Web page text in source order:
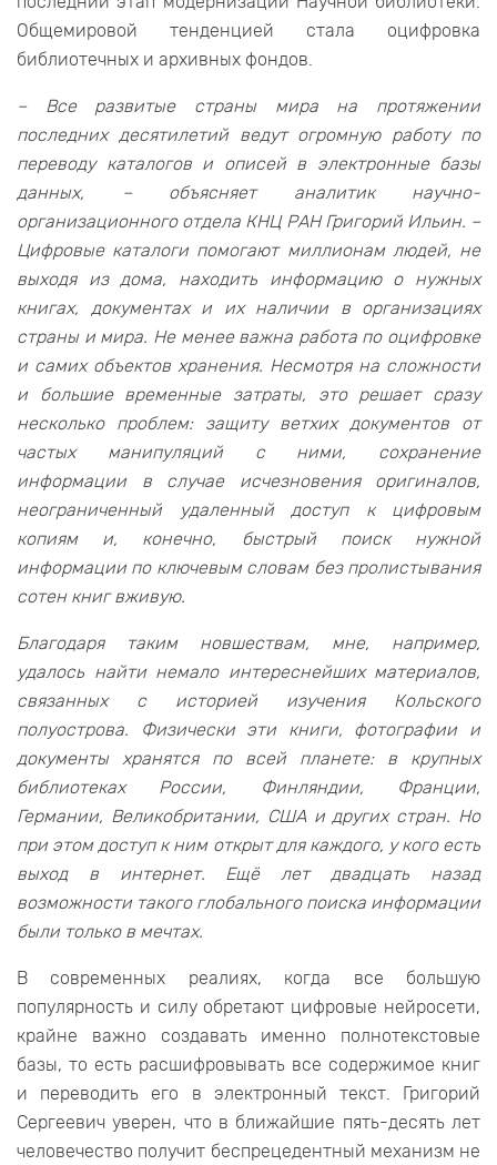
Общемировой тенденцией стала оцифровка
библиотечных и архивных фондов.
– Все развитые страны мира на протяжении
последних десятилетий ведут огромную работу по
переводу каталогов и описей в электронные базы
данных, – объясняет аналитик научно-
организационного отдела КНЦ РАН Григорий Ильин. –
Цифровые каталоги помогают миллионам людей, не
выходя из дома, находить информацию о нужных
книгах, документах и их наличии в организациях
страны и мира. Не менее важна работа по оцифровке
и самих объектов хранения. Несмотря на сложности
и большие временные затраты, это решает сразу
несколько проблем: защиту ветхих документов от
частых манипуляций с ними, сохранение
информации в случае исчезновения оригиналов,
неограниченный удаленный доступ к цифровым
копиям и, конечно, быстрый поиск нужной
информации по ключевым словам без пролистывания
сотен книг вживую.
Благодаря таким новшествам, мне, например,
удалось найти немало интереснейших материалов,
связанных с историей изучения Кольского
полуострова. Физически эти книги, фотографии и
документы хранятся по всей планете: в крупных
библиотеках России, Финляндии, Франции,
Германии, Великобритании, США и других стран. Но
при этом доступ к ним открыт для каждого, у кого есть
выход в интернет. Ещё лет двадцать назад
возможности такого глобального поиска информации
были только в мечтах.
В современных реалиях, когда все большую
популярность и силу обретают цифровые нейросети,
крайне важно создавать именно полнотекстовые
базы, то есть расшифровывать все содержимое книг
и переводить его в электронный текст. Григорий
Сергеевич уверен, что в ближайшие пять-десять лет
человечество получит беспрецедентный механизм не